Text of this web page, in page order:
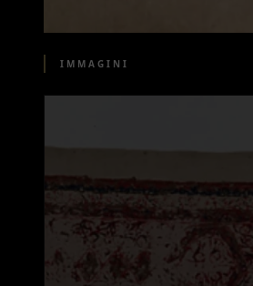
IMMAGINI